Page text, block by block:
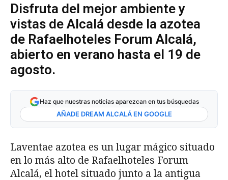
Disfruta del mejor ambiente y
vistas de Alcalá desde la azotea
de Rafaelhoteles Forum Alcalá,
abierto en verano hasta el 19 de
agosto.
Haz que nuestras noticias aparezcan en tus búsquedas
AÑADE DREAM ALCALÁ EN GOOGLE
Laventae azotea es un lugar mágico situado
en lo más alto de Rafaelhoteles Forum
Alcalá, el hotel situado junto a la antigua